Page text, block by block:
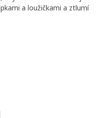
a loužičkami a ztlumí